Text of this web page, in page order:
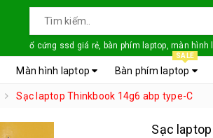
ổ cứng ssd giá rẻ, bàn phím laptop, màn hình
Màn hình laptop Bàn phím laptop
SALE
Sạc laptop Thinkbook 14g6 abp type-C
Sạc